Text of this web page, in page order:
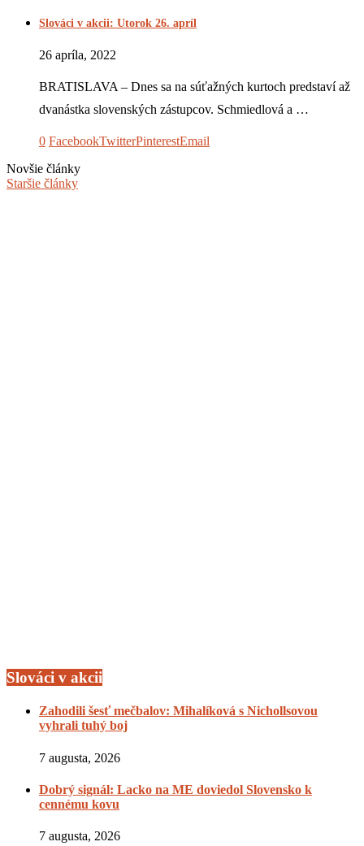
Slováci v akcii: Utorok 26. apríl
26 apríla, 2022
BRATISLAVA – Dnes sa na súťažných kurtoch predstaví až
dvanástka slovenských zástupcov. Schmiedlová a …
0 FacebookTwitterPinterestEmail
Novšie články
Staršie články
Slováci v akcii
Zahodili šesť mečbalov: Mihalíková s Nichollsovou
vyhrali tuhý boj
7 augusta, 2026
Dobrý signál: Lacko na ME doviedol Slovensko k
cennému kovu
7 augusta, 2026